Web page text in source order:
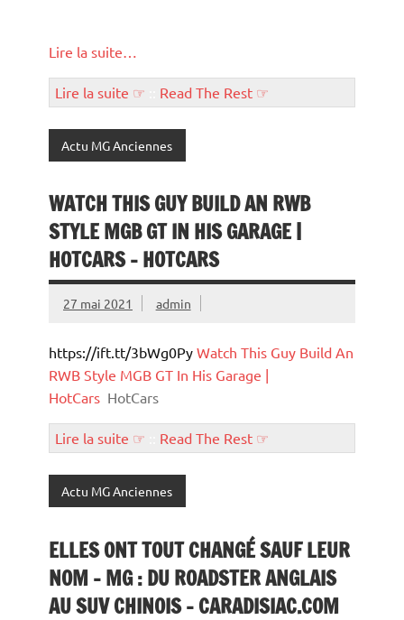
Lire la suite…
Lire la suite ☞ Read The Rest ☞
Actu MG Anciennes
WATCH THIS GUY BUILD AN RWB
STYLE MGB GT IN HIS GARAGE |
HOTCARS – HOTCARS
27 mai 2021 admin
https://ift.tt/3bWg0Py Watch This Guy Build An
RWB Style MGB GT In His Garage |
HotCars HotCars
Lire la suite ☞ Read The Rest ☞
Actu MG Anciennes
ELLES ONT TOUT CHANGÉ SAUF LEUR
NOM – MG : DU ROADSTER ANGLAIS
AU SUV CHINOIS – CARADISIAC.COM